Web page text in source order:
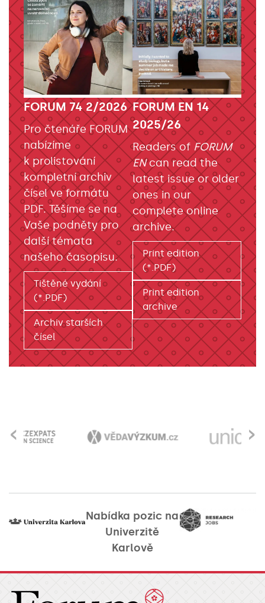
FORUM 74 2/2026
Pro čtenáře FORUM
nabízíme
k prolistování
kompletní archiv
čísel ve formátu
PDF. Těšíme se na
Vaše podněty pro
další témata
našeho časopisu.
Tištěné vydání
(*.PDF)
Archiv starších
čísel
FORUM EN 14
2025/26
Readers of FORUM
ENcan read the
latest issue or older
ones in our
complete online
archive.
Print edition
(*.PDF)
Print edition
archive
›
‹
Nabídka pozic na
Univerzitě
Karlově